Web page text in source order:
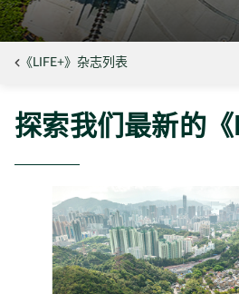
《LIFE+》杂志列表
探索我们最新的